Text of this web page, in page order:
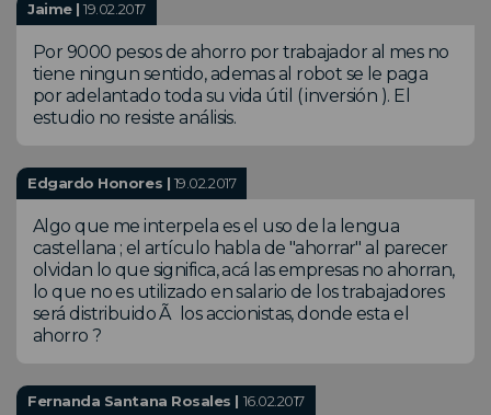
Jaime |19.02.2017
Por 9000 pesos de ahorro por trabajador al mes no
tiene ningun sentido, ademas al robot se le paga
por adelantado toda su vida útil ( inversión ). El
estudio no resiste análisis.
Edgardo Honores | 19.02.2017
Algo que me interpela es el uso de la lengua
castellana ; el artículo habla de "ahorrar" al parecer
olvidan lo que significa, acá las empresas no ahorran,
lo que no es utilizado en salario de los trabajadores
será distribuido Ã los accionistas, donde esta el
ahorro ?
Fernanda Santana Rosales | 16.02.2017